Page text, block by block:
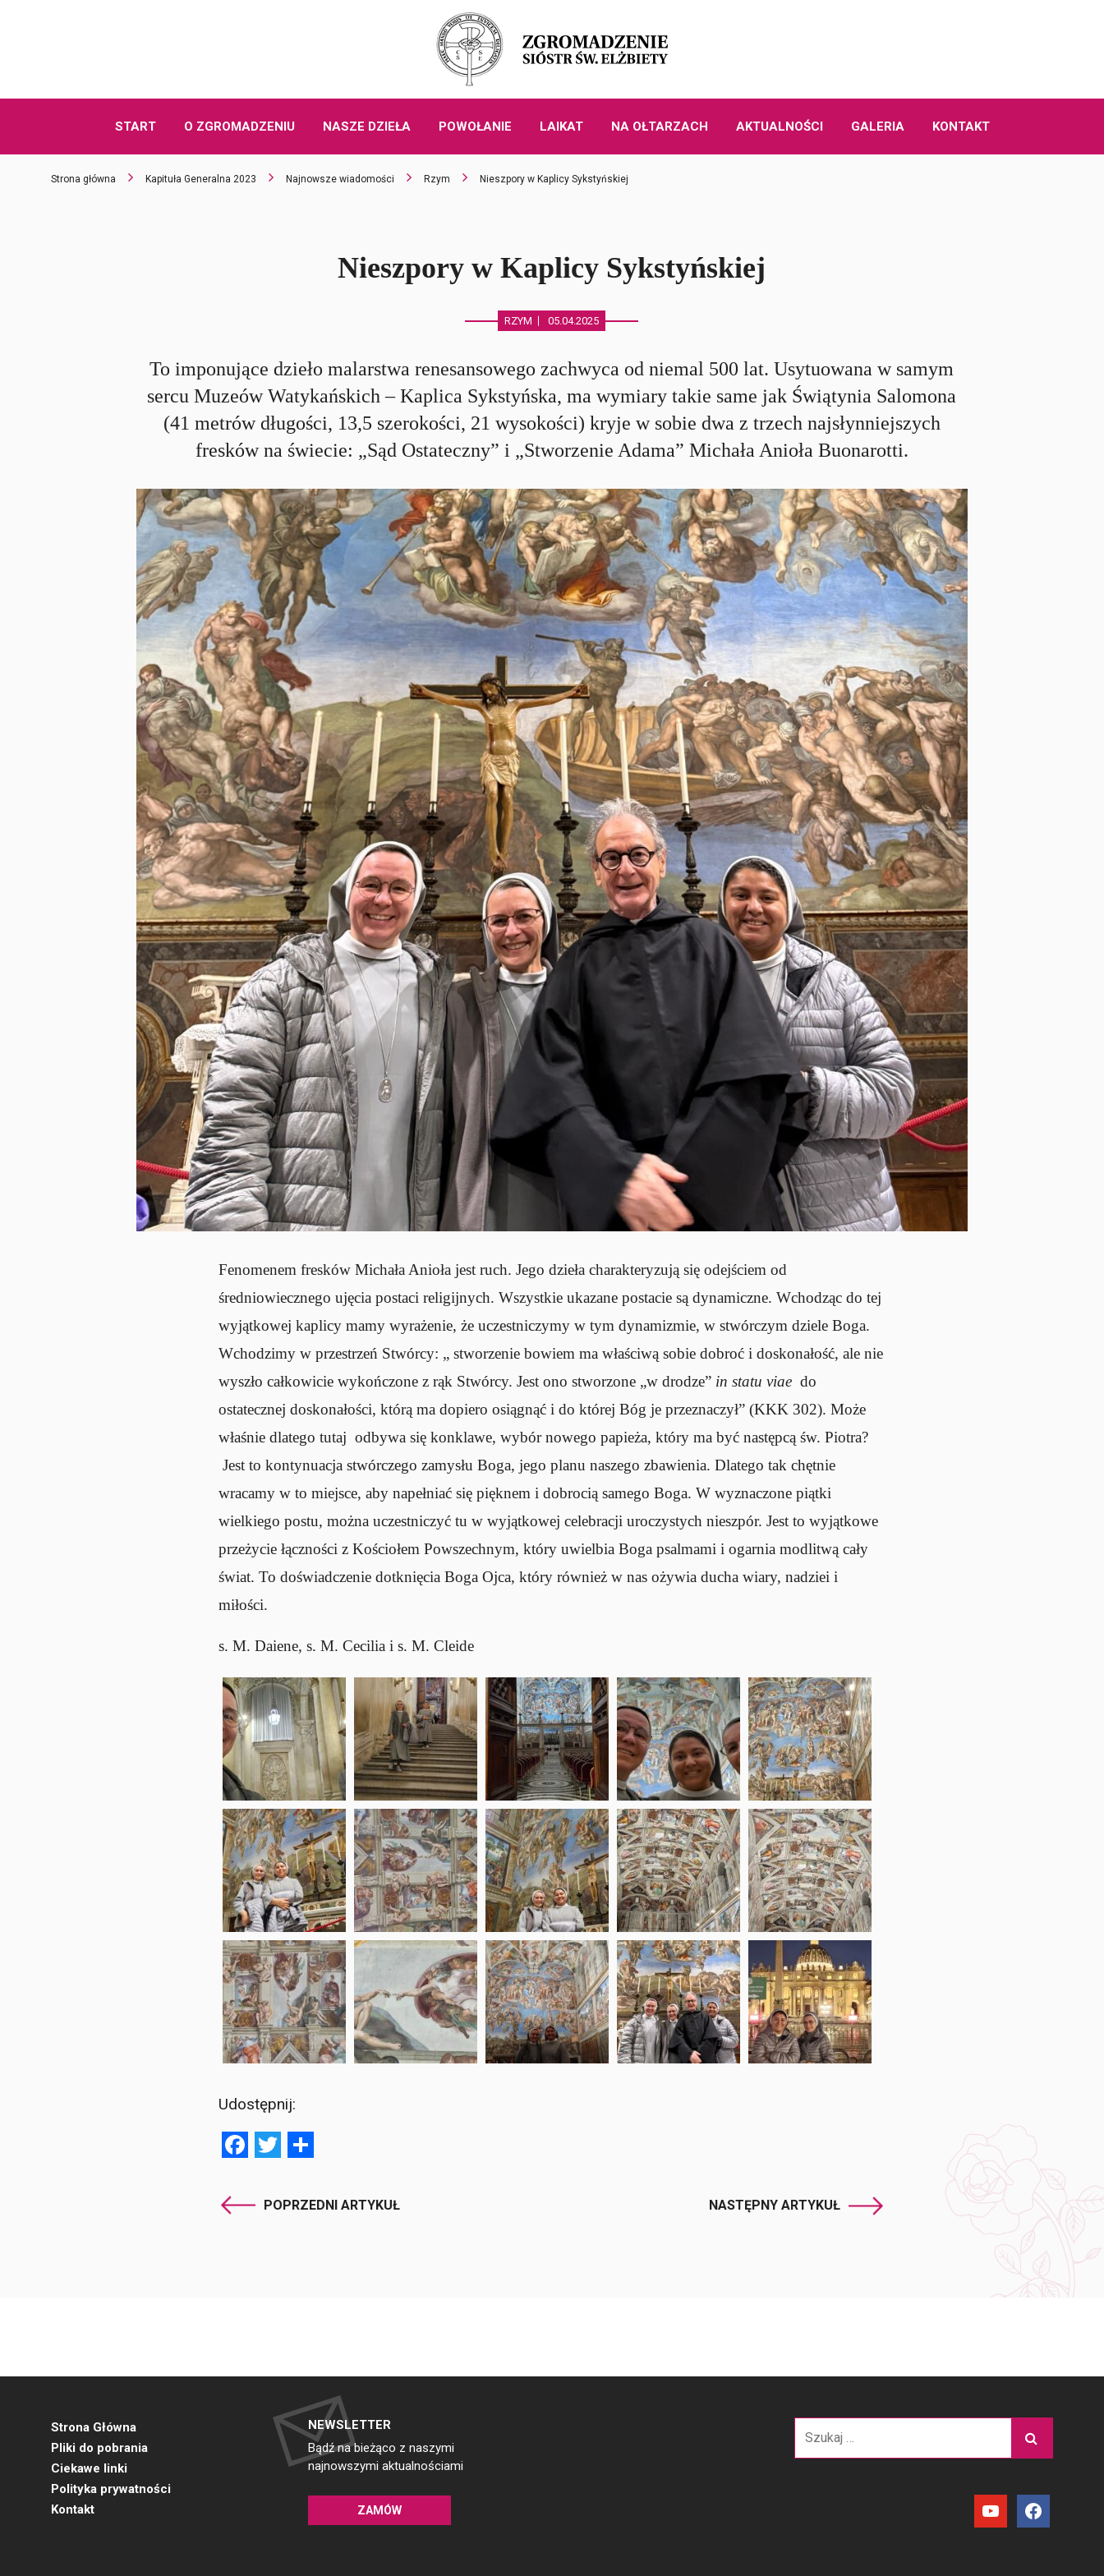
START O ZGROMADZENIU NASZE DZIEŁA POWOŁANIE LAIKAT NA OŁTARZACH AKTUALNOŚCI GALERIA KONTAKT
Strona główna Kapituła Generalna 2023 Najnowsze wiadomości Rzym Nieszpory w Kaplicy Sykstyńskiej
Nieszpory w Kaplicy Sykstyńskiej
RZYM 05.04.2025
To imponujące dzieło malarstwa renesansowego zachwyca od niemal 500 lat. Usytuowana w samym
sercu Muzeów Watykańskich – Kaplica Sykstyńska, ma wymiary takie same jak Świątynia Salomona
(41 metrów długości, 13,5 szerokości, 21 wysokości) kryje w sobie dwa z trzech najsłynniejszych
fresków na świecie: „Sąd Ostateczny” i „Stworzenie Adama” Michała Anioła Buonarotti.
Fenomenem fresków Michała Anioła jest ruch. Jego dzieła charakteryzują się odejściem od
średniowiecznego ujęcia postaci religijnych. Wszystkie ukazane postacie są dynamiczne. Wchodząc do tej
wyjątkowej kaplicy mamy wyrażenie, że uczestniczymy w tym dynamizmie, w stwórczym dziele Boga.
Wchodzimy w przestrzeń Stwórcy: „ stworzenie bowiem ma właściwą sobie dobroć i doskonałość, ale nie
wyszło całkowicie wykończone z rąk Stwórcy. Jest ono stworzone „w drodze” in statu viae do
ostatecznej doskonałości, którą ma dopiero osiągnąć i do której Bóg je przeznaczył” (KKK 302). Może
właśnie dlatego tutaj odbywa się konklawe, wybór nowego papieża, który ma być następcą św. Piotra?
Jest to kontynuacja stwórczego zamysłu Boga, jego planu naszego zbawienia. Dlatego tak chętnie
wracamy w to miejsce, aby napełniać się pięknem i dobrocią samego Boga. W wyznaczone piątki
wielkiego postu, można uczestniczyć tu w wyjątkowej celebracji uroczystych nieszpór. Jest to wyjątkowe
przeżycie łączności z Kościołem Powszechnym, który uwielbia Boga psalmami i ogarnia modlitwą cały
świat. To doświadczenie dotknięcia Boga Ojca, który również w nas ożywia ducha wiary, nadziei i
miłości.
s. M. Daiene, s. M. Cecilia i s. M. Cleide
Udostępnij:
Facebook
Twitter
POPRZEDNI ARTYKUŁ NASTĘPNY ARTYKUŁ
Strona Główna
Pliki do pobrania
Ciekawe linki
Polityka prywatności
Kontakt
NEWSLETTER
Bądź na bieżąco z naszymi
najnowszymi aktualnościami
ZAMÓW youtube facebook